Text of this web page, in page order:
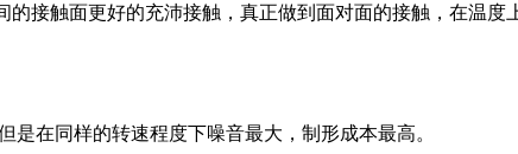
接触面更好的充沛接触，真正做到面对面的接触，在温
在同样的转速程度下噪音最大，制形成本最高。